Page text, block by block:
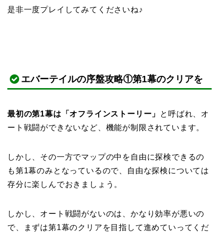
是非一度プレイしてみてくださいね♪
エバーテイルの序盤攻略①第1幕のクリアを
最初の第1幕は「オフラインストーリー」
と呼ばれ、オ
ート戦闘ができないなど、機能が制限されています。
しかし、その一方でマップの中を自由に探検できるの
も第1幕のみとなっているので、自由な探検については
存分に楽しんでおきましょう。
しかし、オート戦闘がないのは、かなり効率が悪いの
で、まずは第1幕のクリアを目指して進めていってくだ